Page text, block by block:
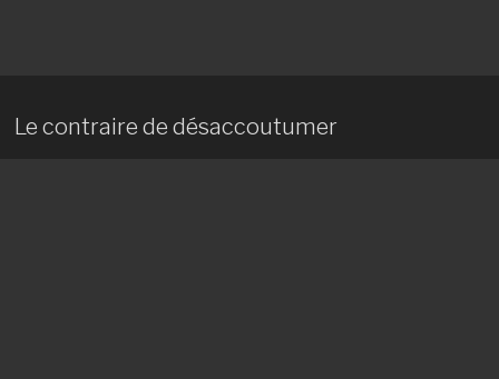
Le contraire de désaccoutumer